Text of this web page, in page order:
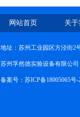
网站首页 关
地址：苏州工业园区方泾街2
苏州孚然德实验设备有限公司
备案号：苏ICP备18005065号-